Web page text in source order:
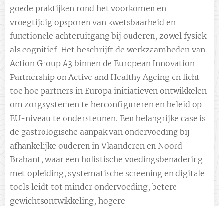
goede praktijken rond het voorkomen en
vroegtijdig opsporen van kwetsbaarheid en
functionele achteruitgang bij ouderen, zowel fysiek
als cognitief. Het beschrijft de werkzaamheden van
Action Group A3 binnen de European Innovation
Partnership on Active and Healthy Ageing en licht
toe hoe partners in Europa initiatieven ontwikkelen
om zorgsystemen te herconfigureren en beleid op
EU-niveau te ondersteunen. Een belangrijke case is
de gastrologische aanpak van ondervoeding bij
afhankelijke ouderen in Vlaanderen en Noord-
Brabant, waar een holistische voedingsbenadering
met opleiding, systematische screening en digitale
tools leidt tot minder ondervoeding, betere
gewichtsontwikkeling, hogere